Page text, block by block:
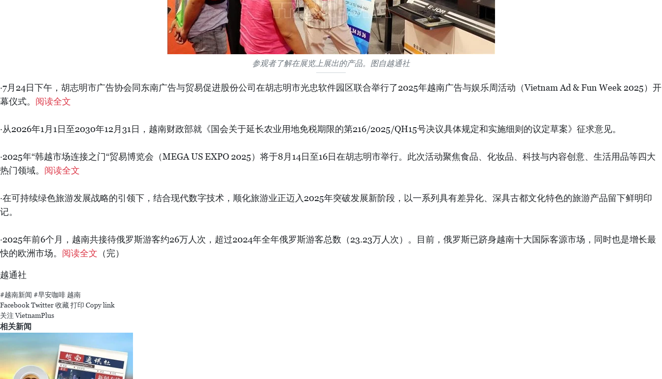
参观者了解在展览上展出的产品。图自越通社
·7月24日下午，胡志明市广告协会同东南广告与贸易促进股份公司在胡志明市光忠软件园区联合举行了2025年越南广告与娱乐周活动（Vietnam Ad & Fun Week 2025）开
幕仪式。 阅读全文
·从2026年1月1日至2030年12月31日，越南财政部就《国会关于延长农业用地免税期限的第216/2025/QH15号决议具体规定和实施细则的议定草案》征求意见。
·2025年“韩越市场连接之门“贸易博览会（MEGA US EXPO 2025）将于8月14日至16日在胡志明市举行。此次活动聚焦食品、化妆品、科技与内容创意、生活用品等四大
热门领域。 阅读全文
·在可持续绿色旅游发展战略的引领下，结合现代数字技术，顺化旅游业正迈入2025年突破发展新阶段，以一系列具有差异化、深具古都文化特色的旅游产品留下鲜明印
记。
·2025年前6个月，越南共接待俄罗斯游客约26万人次，超过2024年全年俄罗斯游客总数（23.23万人次）。目前，俄罗斯已跻身越南十大国际客源市场，同时也是增长最
快的欧洲市场。 阅读全文 （完）
越通社
#越南新闻 #早安咖啡 越南
Facebook Twitter收藏打印 Copy link
关注 VietnamPlus
相关新闻